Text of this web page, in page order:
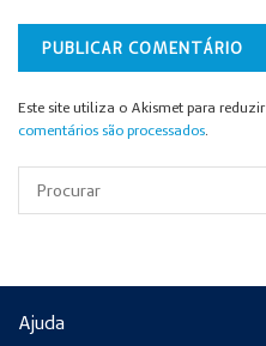
Este site utiliza o Akismet para reduzir
comentários são processados.
Ajuda